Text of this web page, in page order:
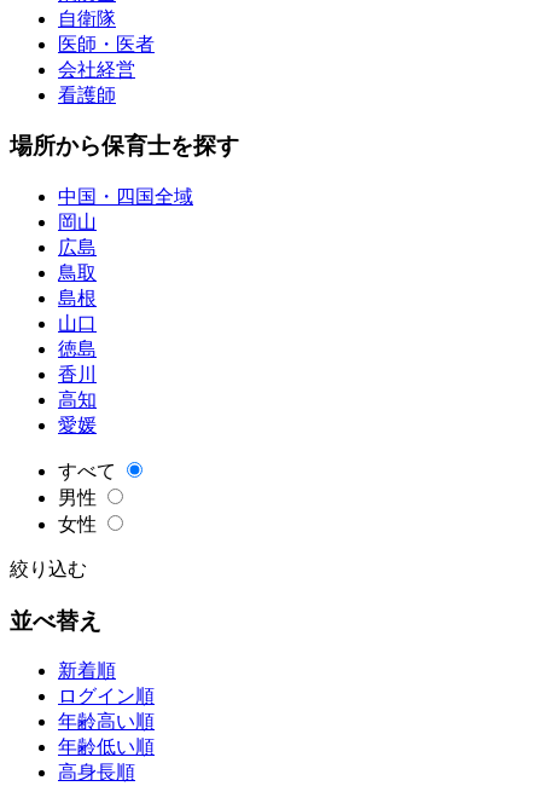
自衛隊
医師・医者
会社経営
看護師
場所から保育士を探す
中国・四国全域
岡山
広島
鳥取
島根
山口
徳島
香川
高知
愛媛
すべて
男性
女性
絞り込む
並べ替え
新着順
ログイン順
年齢高い順
年齢低い順
高身長順